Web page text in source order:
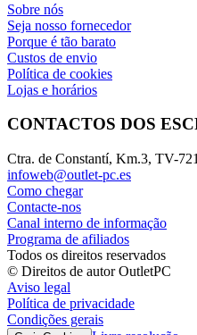
Sobre nós
Seja nosso fornecedor
Porque é tão barato
Custos de envio
Política de cookies
Lojas e horários
CONTACTOS DOS
Ctra. de Constantí, Km.3, TV-
infoweb@outlet-pc.es
Como chegar
Contacte-nos
Canal interno de informação
Programa de afiliados
Todos os direitos reservados
© Direitos de autor OutletPC
Aviso legal
Política de privacidade
Condições gerais